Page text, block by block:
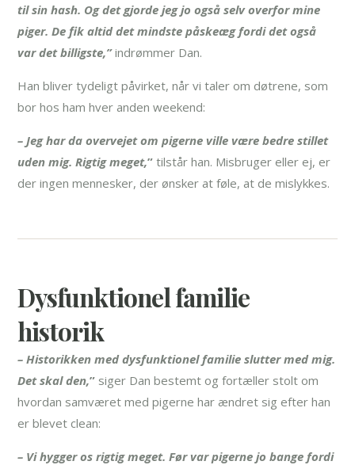
til sin hash. Og det gjorde jeg jo også selv overfor mine
piger. De fik altid det mindste påskeæg fordi det også
var det billigste,” indrømmer Dan.
Han bliver tydeligt påvirket, når vi taler om døtrene, som
bor hos ham hver anden weekend:
– Jeg har da overvejet om pigerne ville være bedre stillet
uden mig. Rigtig meget,” tilstår han. Misbruger eller ej, er
der ingen mennesker, der ønsker at føle, at de mislykkes.
Dysfunktionel familie
historik
– Historikken med dysfunktionel familie slutter med mig.
Det skal den,” siger Dan bestemt og fortæller stolt om
hvordan samværet med pigerne har ændret sig efter han
er blevet clean:
– Vi hygger os rigtig meget. Før var pigerne jo bange fordi